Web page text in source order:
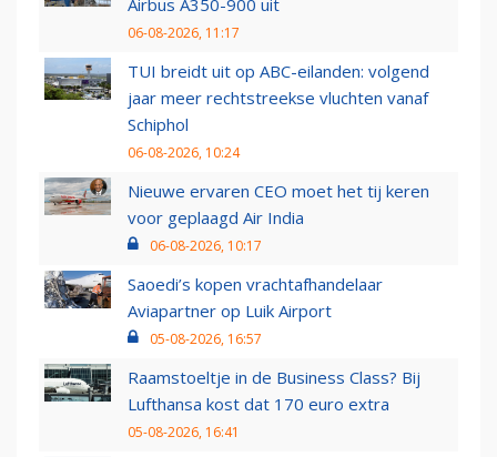
Airbus A350-900 uit
06-08-2026, 11:17
TUI breidt uit op ABC-eilanden: volgend
jaar meer rechtstreekse vluchten vanaf
Schiphol
06-08-2026, 10:24
Nieuwe ervaren CEO moet het tij keren
voor geplaagd Air India
06-08-2026, 10:17
Saoedi’s kopen vrachtafhandelaar
Aviapartner op Luik Airport
05-08-2026, 16:57
Raamstoeltje in de Business Class? Bij
Lufthansa kost dat 170 euro extra
05-08-2026, 16:41